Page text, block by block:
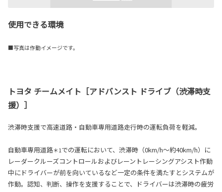
使用できる環境
■写真は作動イメージです。
トヨタ チームメイト［アドバンスト ドライブ（渋滞時支
援）］
渋滞時支援で高速道路・自動車専用道路走行時の運転負荷を軽減。
自動車専用道路＊1での運転において、渋滞時（0km/h～約40km/h）に
レーダークルーズコントロールおよびレーントレーシングアシスト作動
中にドライバーが前を向いているなど一定の条件を満たすとシステムが
作動。認知、判断、操作を支援することで、ドライバーは渋滞時の疲労